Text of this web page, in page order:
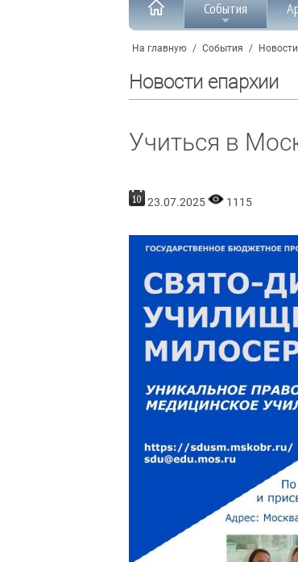
События
На главную / События /
Новости епархии
Учиться в
23.07.2025 1115